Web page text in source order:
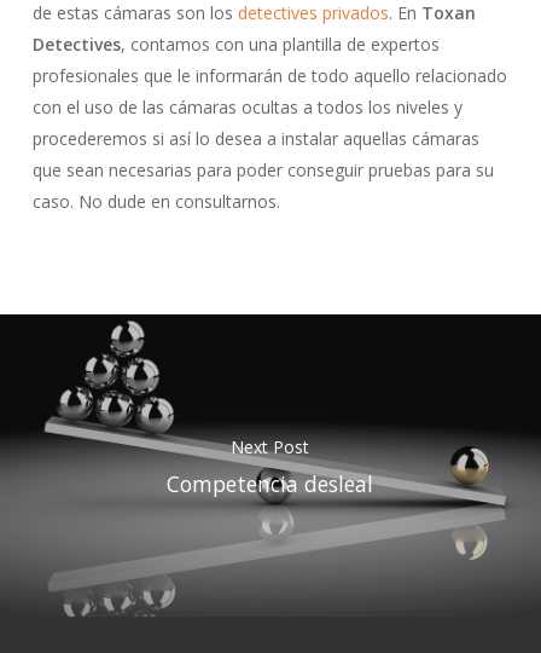
de estas cámaras son los detectives privados. En Toxan
Detectives, contamos con una plantilla de expertos
profesionales que le informarán de todo aquello relacionado
con el uso de las cámaras ocultas a todos los niveles y
procederemos si así lo desea a instalar aquellas cámaras
que sean necesarias para poder conseguir pruebas para su
caso. No dude en consultarnos.
Next Post
Competencia desleal